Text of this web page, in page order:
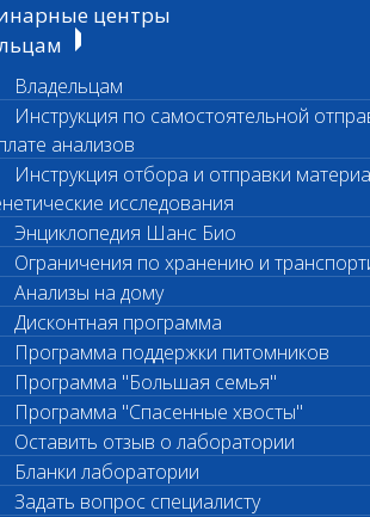
центры
Владельцам
Инструкция по самостоятельной
анализов
Инструкция отбора и отправки
исследования
Энциклопедия Шанс Био
Ограничения по хранению и
Анализы на дому
Дисконтная программа
Программа поддержки питомников
Программа "Большая семья"
Программа "Спасенные хвосты"
Оставить отзыв о лаборатории
Бланки лаборатории
Задать вопрос специалисту
Техническая поддержка
звонок